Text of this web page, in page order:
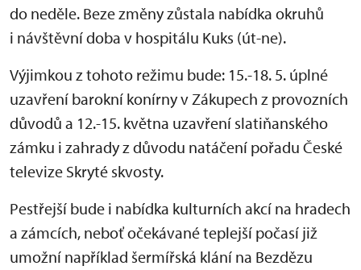
do neděle. Beze změny zůstala nabídka okruhů
i návštěvní doba v hospitálu Kuks (út-ne).
Výjimkou z tohoto režimu bude: 15.-18. 5. úplné
uzavření barokní konírny v Zákupech z provozních
důvodů a 12.-15. května uzavření slatiňanského
zámku i zahrady z důvodu natáčení pořadu České
televize Skryté skvosty.
Pestřejší bude i nabídka kulturních akcí na hradech
a zámcích, neboť očekávané teplejší počasí již
umožní například šermířská klání na Bezdězu